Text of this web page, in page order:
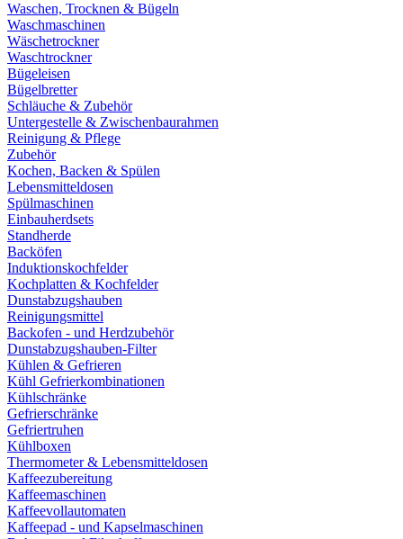
Waschen, Trocknen & Bügeln
Waschmaschinen
Wäschetrockner
Waschtrockner
Bügeleisen
Bügelbretter
Schläuche & Zubehör
Untergestelle & Zwischenbaurahmen
Reinigung & Pflege
Zubehör
Kochen, Backen & Spülen
Lebensmitteldosen
Spülmaschinen
Einbauherdsets
Standherde
Backöfen
Induktionskochfelder
Kochplatten & Kochfelder
Dunstabzugshauben
Reinigungsmittel
Backofen - und Herdzubehör
Dunstabzugshauben-Filter
Kühlen & Gefrieren
Kühl Gefrierkombinationen
Kühlschränke
Gefrierschränke
Gefriertruhen
Kühlboxen
Thermometer & Lebensmitteldosen
Kaffeezubereitung
Kaffeemaschinen
Kaffeevollautomaten
Kaffeepad - und Kapselmaschinen